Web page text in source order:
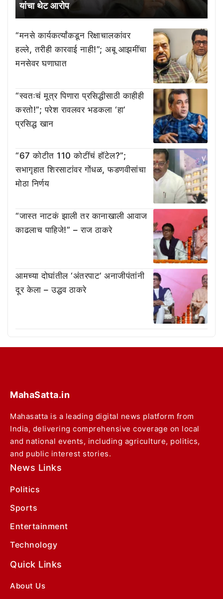
यांचा थेट आरोप
“मनसे कार्यकर्त्यांकडून रिक्षाचालकांवर
हल्ले, तरीही कारवाई नाही!”; अबू आझमींचा
मनसेवर घणाघात
“स्वतःचं मूत्र पिणारा प्रसिद्धीसाठी काहीही
करतो!”; परेश रावलवर भडकला ‘हा’
प्रसिद्ध खान
“67 कोटीत 110 कोटींचं हॉटेल?”;
सभागृहात शिरसाटांवर गोंधळ, फडणवीसांचा
मोठा निर्णय
“जास्त नाटकं झाली तर कानाखाली आवाज
काढलाच पाहिजे!” – राज ठाकरे
आमच्या दोघांतील ‘अंतरपाट’ अनाजीपंतांनी
दूर केला – उद्धव ठाकरे
MahaSatta.in
Mahasatta is a leading digital news platform from
India, delivering comprehensive coverage on local
and national events, including agriculture, politics,
and public interest stories.
News Links
Politics
Sports
Entertainment
Technology
Quick Links
About Us